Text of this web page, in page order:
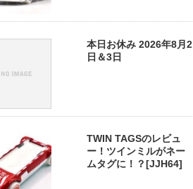
本日お休み 2026年8月2
日＆3日
TWIN TAGSのレビュ
ー！ツインミルがネー
ムタグに！？[JJH64]